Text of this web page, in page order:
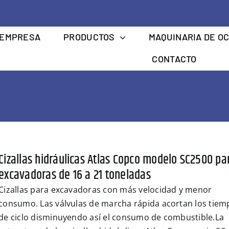
EMPRESA PRODUCTOS MAQUINARIA DE
CONTACTO
hidráulicas Atlas Copco modelo SC2500
de 16 a 21 toneladas
para excavadoras con más velocidad y menor
Las válvulas de marcha rápida acortan los
ciclo disminuyendo así el consumo de combustible.La